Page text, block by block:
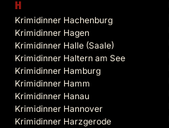
H
Krimidinner Hachenburg
Krimidinner Hagen
Krimidinner Halle (Saale)
Krimidinner Haltern am See
Krimidinner Hamburg
Krimidinner Hamm
Krimidinner Hanau
Krimidinner Hannover
Krimidinner Harzgerode